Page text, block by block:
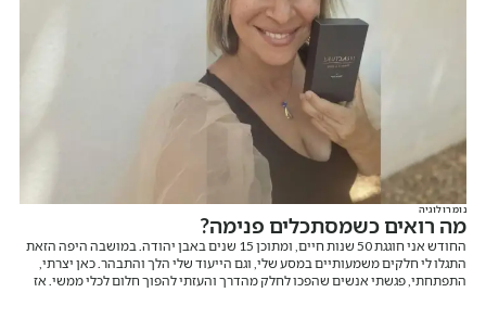
נומרולוגיה
מה רואים כשמסתכלים פנימה?
החודש אני חוגגת 50 שנות חיים, ומתוכן 15 שנים באבן יהודה. במושבה היפה הזאת
התגלו לי חלקים משמעותיים במסע שלי, וגם הייעוד שלי הלך והתבהר. כאן יצרתי,
התפתחתי, פגשתי אנשים שהפכו לחלק מהדרך והעזתי להפוך חלום לכלי ממשי. אז